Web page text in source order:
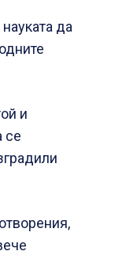
да
и
се